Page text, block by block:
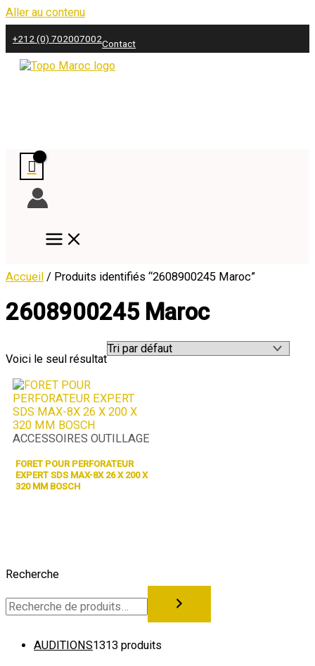
Aller au contenu
+212 (0) 702007002Contact
Recherche
AUDITIONS1313 produits
Accueil / Produits identifiés “2608900245 Maroc”
2608900245 Maroc
Voici le seul résultat
ACCESSOIRES OUTILLAGE
FORET POUR PERFORATEUR
EXPERT SDS MAX-8X 26 X 200 X
320 MM BOSCH